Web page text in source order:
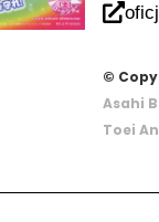
©
Asahi
Toei